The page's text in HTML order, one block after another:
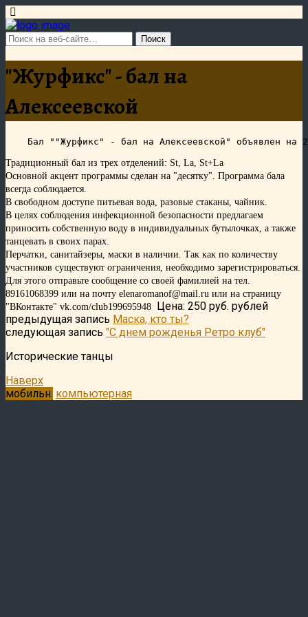
"Журфикс" - бал на
Алексеевской
Традиционный бал из трех отделений: St, La, St+La
Основной акцент программы сделан на "десятку". Программа бала
всегда соблюдается.
В свободном доступе питьевая вода, разовые стаканы, чайник.
В целях соблюдения инфекционной безопасности предлагаем
приносить собственную воду в индивидуальных бутылочках, а также
танцевать в своих парах.
Перчатки, санитайзеры, маски в наличии. Так как по количеству
участников существуют ограничения, необходимо зарегистрироваться.
Для этого отправьте сообщение со своей фамилией на тел.
89161068399 или на почту elenaromanof@mail.ru или на страницу
"ВКонтакте" vk.com/club199695948 Цена: 250 руб. рублей
предыдущая запись Маска, кто ты?
следующая запись "С днем рожденья Ретро клуб"
Исторические танцы
Наверх
мобильн. компьютерная